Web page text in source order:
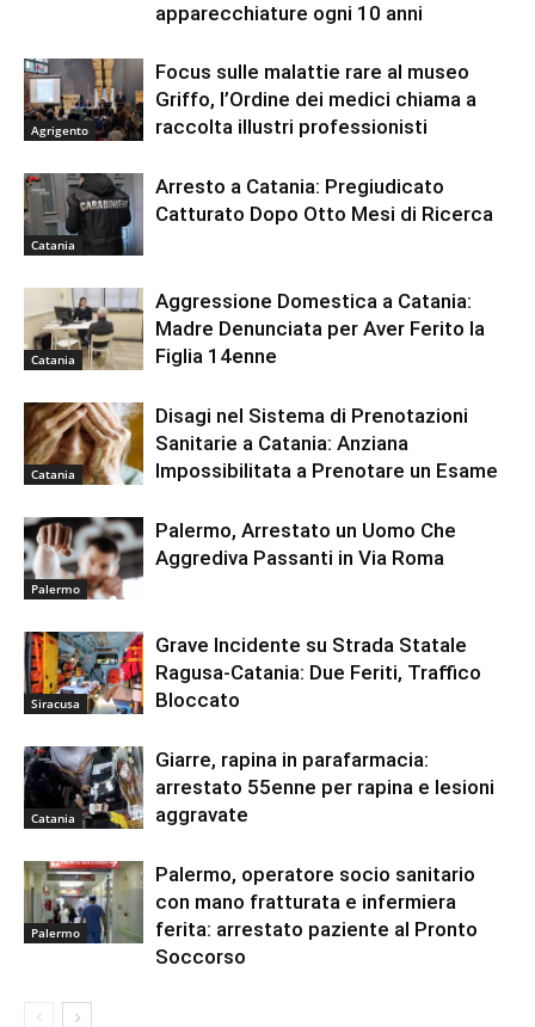
apparecchiature ogni 10 anni
Agrigento
Focus sulle malattie rare al museo
Griffo, l’Ordine dei medici chiama a
raccolta illustri professionisti
Catania
Arresto a Catania: Pregiudicato
Catturato Dopo Otto Mesi di Ricerca
Catania
Aggressione Domestica a Catania:
Madre Denunciata per Aver Ferito la
Figlia 14enne
Catania
Disagi nel Sistema di Prenotazioni
Sanitarie a Catania: Anziana
Impossibilitata a Prenotare un Esame
Palermo
Palermo, Arrestato un Uomo Che
Aggrediva Passanti in Via Roma
Siracusa
Grave Incidente su Strada Statale
Ragusa-Catania: Due Feriti, Traffico
Bloccato
Catania
Giarre, rapina in parafarmacia:
arrestato 55enne per rapina e lesioni
aggravate
Palermo
Palermo, operatore socio sanitario
con mano fratturata e infermiera
ferita: arrestato paziente al Pronto
Soccorso